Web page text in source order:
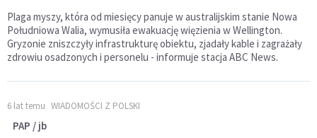
Plaga myszy, która od miesięcy panuje w australijskim stanie Nowa
Południowa Walia, wymusiła ewakuację więzienia w Wellington.
Gryzonie zniszczyły infrastrukturę obiektu, zjadały kable i zagrażały
zdrowiu osadzonych i personelu - informuje stacja ABC News.
6 lat temu WIADOMOŚCI Z POLSKI
PAP / jb